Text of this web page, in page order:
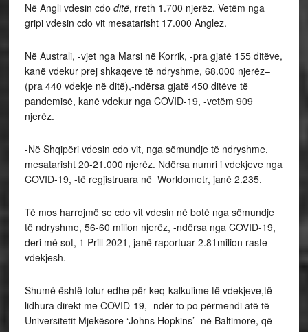
Në Angli vdesin cdo ditë, rreth 1.700 njerëz. Vetëm nga
gripi vdesin cdo vit mesatarisht 17.000 Anglez.
Në Australi, -vjet nga Marsi në Korrik, -pra gjatë 155 ditëve,
kanë vdekur prej shkaqeve të ndryshme, 68.000 njerëz–
(pra 440 vdekje në ditë),-ndërsa gjatë 450 ditëve të
pandemisë, kanë vdekur nga COVID-19, -vetëm 909
njerëz.
-Në Shqipëri vdesin cdo vit, nga sëmundje të ndryshme,
mesatarisht 20-21.000 njerëz. Ndërsa numri i vdekjeve nga
COVID-19, -të regjistruara në Worldometr, janë 2.235.
Të mos harrojmë se cdo vit vdesin në botë nga sëmundje
të ndryshme, 56-60 milion njerëz, -ndërsa nga COVID-19,
deri më sot, 1 Prill 2021, janë raportuar 2.81milion raste
vdekjesh.
Shumë është folur edhe për keq-kalkulime të vdekjeve,të
lidhura direkt me COVID-19, -ndër to po përmendi atë të
Universitetit Mjekësore ‘Johns Hopkins’ -në Baltimore, që